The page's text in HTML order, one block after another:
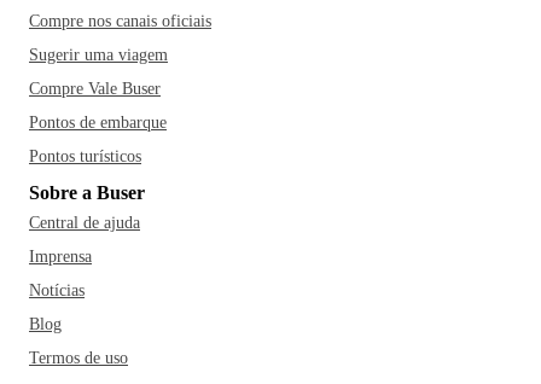
Compre nos canais oficiais
Sugerir uma viagem
Compre Vale Buser
Pontos de embarque
Pontos turísticos
Sobre a Buser
Central de ajuda
Imprensa
Notícias
Blog
Termos de uso